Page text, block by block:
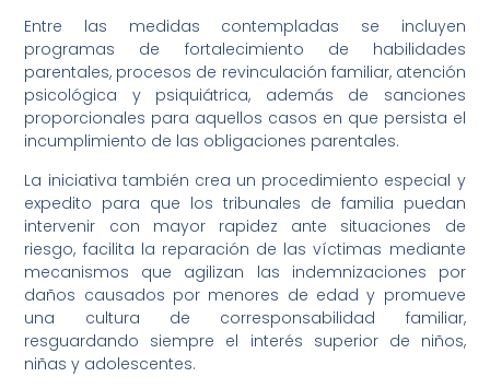
Entre las medidas contempladas se incluyen
programas de fortalecimiento de habilidades
parentales, procesos de revinculación familiar, atención
psicológica y psiquiátrica, además de sanciones
proporcionales para aquellos casos en que persista el
incumplimiento de las obligaciones parentales.
La iniciativa también crea un procedimiento especial y
expedito para que los tribunales de familia puedan
intervenir con mayor rapidez ante situaciones de
riesgo, facilita la reparación de las víctimas mediante
mecanismos que agilizan las indemnizaciones por
daños causados por menores de edad y promueve
una cultura de corresponsabilidad familiar,
resguardando siempre el interés superior de niños,
niñas y adolescentes.